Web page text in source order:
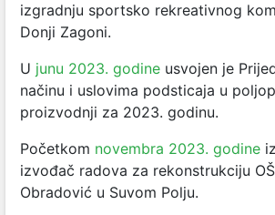
izgradnju sportsko rekreativnog
Donji Zagoni.
U junu 2023. godine usvojen je
načinu i uslovima podsticaja u
proizvodnji za 2023. godinu.
Početkom novembra 2023. godine
izvođač radova za rekonstrukciju
Obradović u Suvom Polju.